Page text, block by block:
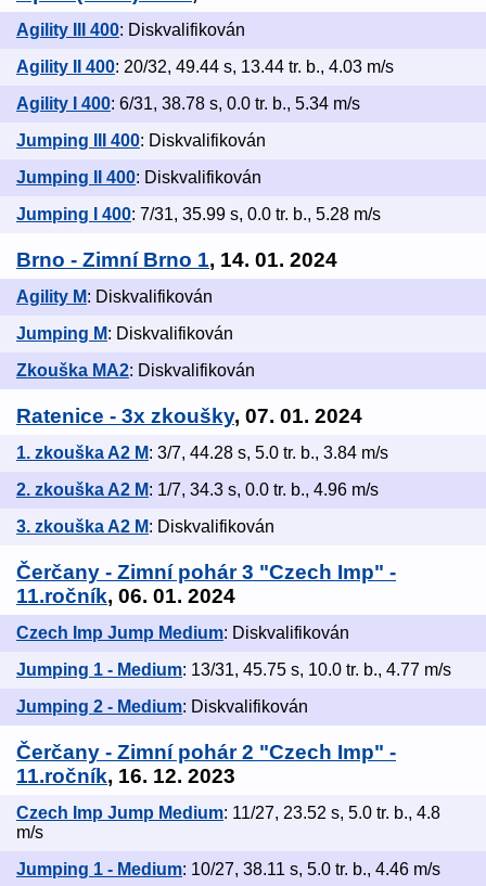
Agility III 400: Diskvalifikován
Agility II 400: 20/32, 49.44 s, 13.44 tr. b., 4.03 m/s
Agility I 400: 6/31, 38.78 s, 0.0 tr. b., 5.34 m/s
Jumping III 400: Diskvalifikován
Jumping II 400: Diskvalifikován
Jumping I 400: 7/31, 35.99 s, 0.0 tr. b., 5.28 m/s
Brno - Zimní Brno 1, 14. 01. 2024
Agility M: Diskvalifikován
Jumping M: Diskvalifikován
Zkouška MA2: Diskvalifikován
Ratenice - 3x zkoušky, 07. 01. 2024
1. zkouška A2 M: 3/7, 44.28 s, 5.0 tr. b., 3.84 m/s
2. zkouška A2 M: 1/7, 34.3 s, 0.0 tr. b., 4.96 m/s
3. zkouška A2 M: Diskvalifikován
Čerčany - Zimní pohár 3 "Czech Imp" -
11.ročník, 06. 01. 2024
Czech Imp Jump Medium: Diskvalifikován
Jumping 1 - Medium: 13/31, 45.75 s, 10.0 tr. b., 4.77 m/s
Jumping 2 - Medium: Diskvalifikován
Čerčany - Zimní pohár 2 "Czech Imp" -
11.ročník, 16. 12. 2023
Czech Imp Jump Medium: 11/27, 23.52 s, 5.0 tr. b., 4.8
m/s
Jumping 1 - Medium: 10/27, 38.11 s, 5.0 tr. b., 4.46 m/s